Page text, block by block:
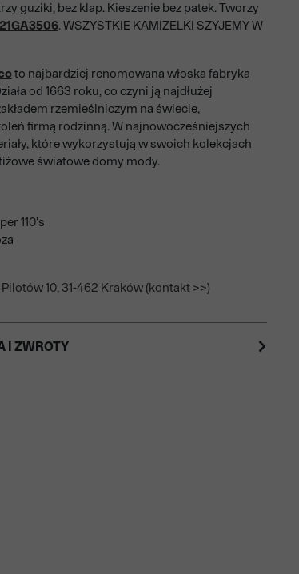
guziki, bez klap. Kieszenie bez patek. Tworzy
. WSZYSTKIE KAMIZELKI SZYJEMY W
to najbardziej renomowana włoska fabryka
od 1663 roku, co czyni ją najdłużej
rzemieślniczym na świecie,
firmą rodzinną. W najnowocześniejszych
które wykorzystują w swoich kolekcjach
światowe domy mody.
110's
Pilotów 10, 31-462 Kraków (kontakt >>)
I ZWROTY